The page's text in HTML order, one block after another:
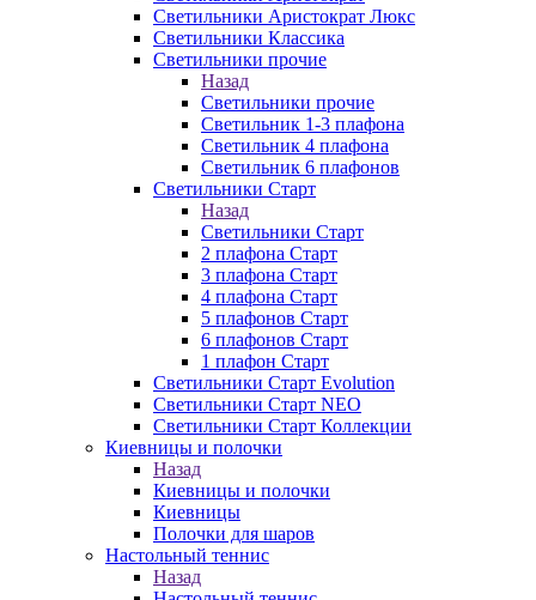
Светильники Аристократ Люкс
Светильники Классика
Светильники прочие
Назад
Светильники прочие
Светильник 1-3 плафона
Светильник 4 плафона
Светильник 6 плафонов
Светильники Старт
Назад
Светильники Старт
2 плафона Старт
3 плафона Старт
4 плафона Старт
5 плафонов Старт
6 плафонов Старт
1 плафон Старт
Светильники Старт Evolution
Светильники Старт NEO
Светильники Старт Коллекции
Киевницы и полочки
Назад
Киевницы и полочки
Киевницы
Полочки для шаров
Настольный теннис
Назад